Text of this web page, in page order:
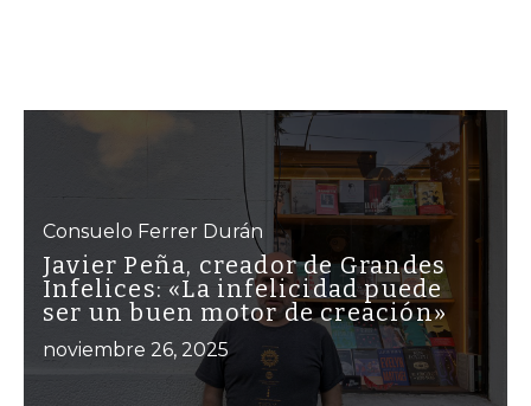
Consuelo Ferrer Durán
Javier Peña, creador de Grandes
Infelices: «La infelicidad puede
ser un buen motor de creación»
noviembre 26, 2025